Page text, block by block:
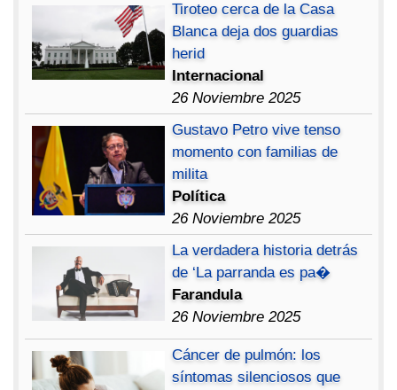
Tiroteo cerca de la Casa
Blanca deja dos guardias
herid
Internacional
26 Noviembre 2025
Gustavo Petro vive tenso
momento con familias de
milita
Política
26 Noviembre 2025
La verdadera historia detrás
de ‘La parranda es pa�
Farandula
26 Noviembre 2025
Cáncer de pulmón: los
síntomas silenciosos que